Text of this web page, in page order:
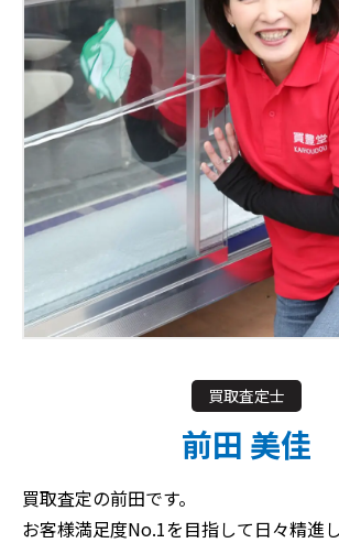
買取査定士
前田 美佳
買取査定の前田です。
お客様満足度No.1を目指して日々精進